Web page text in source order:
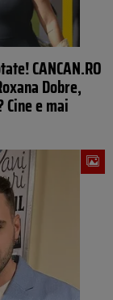
CANCAN.RO
Dobre,
Cine e mai